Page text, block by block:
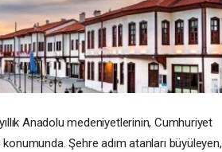
Anadolu medeniyetlerinin, Cumhuriyet
Şehre adım atanları büyüleyen,